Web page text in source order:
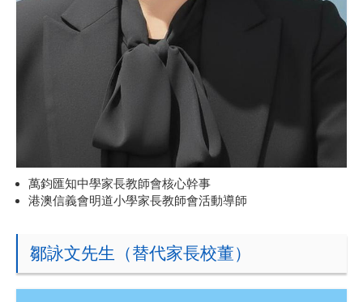
萬鈞匯知中學家長教師會核心幹事
港澳信義會明道小學家長教師會活動導師
鄒詠文先生（替代家長校董）